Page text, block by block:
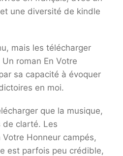
une diversité de kindle
mais les télécharger
roman En Votre
sa capacité à évoquer
en moi.
que la musique,
de clarté. Les
Honneur campés,
est parfois peu crédible,